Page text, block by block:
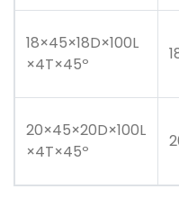
18×45×18D×100L
×4T×45º
20×45×20D×100L
×4T×45º